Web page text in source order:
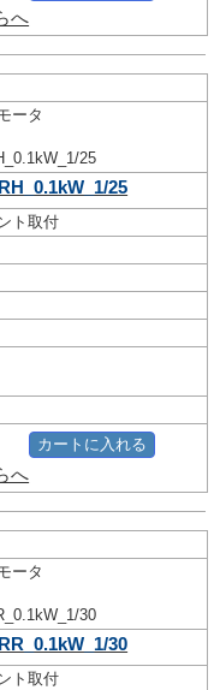
へ
ータ
25
25
ト取付
へ
カートに入れる
ータ
30
30
ト取付